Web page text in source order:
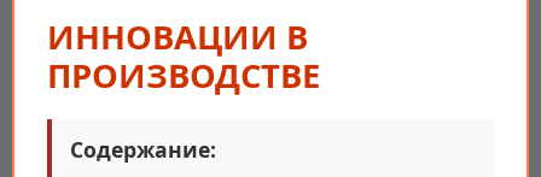
ИННОВАЦИИ В
ПРОИЗВОДСТВЕ
Содержание: